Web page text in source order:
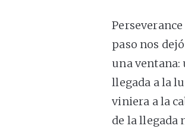
paso nos
una ventana:
llegada a la
viniera a la
de la llegada